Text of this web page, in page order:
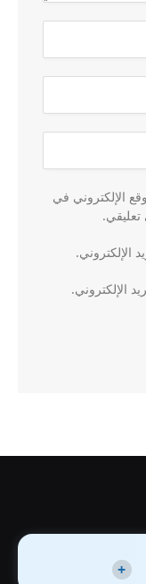
الإلكتروني في
تعليقي.
الإلكتروني.
الإلكتروني.
+